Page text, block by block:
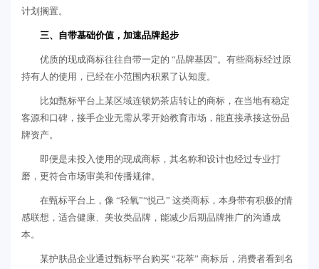
计划搁置。
三、自带基础价值，加速品牌起步
优质的现成商标往往自带一定的 “品牌基因”。有些商标经过原
持有人的使用，已经在小范围内积累了认知度。
比如甄标平台上某区域连锁奶茶店转让的商标，在当地有稳定
客源和口碑，接手企业无需从零开始教育市场，能直接承接这份品
牌资产。
即便是未投入使用的现成商标，其名称和设计也经过专业打
磨，更符合市场审美和传播规律。
在甄标平台上，像 “轻氧”“悦己” 这类商标，本身带有积极的情
感联想，适合健康、美妆类品牌，能减少后期品牌推广的沟通成
本。
某护肤品企业通过甄标平台购买 “花萃” 商标后，消费者看到名